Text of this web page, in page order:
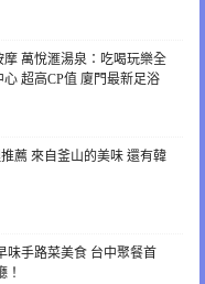
萬悅滙湯泉：吃喝玩樂全
超高CP值 廈門最新足浴
薦 來自釜山的美味 還有韓
味手路菜美食 台中聚餐首
！